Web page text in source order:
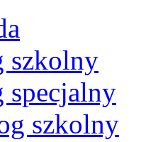
szkolny
specjalny
szkolny